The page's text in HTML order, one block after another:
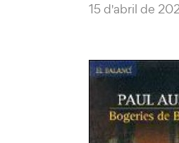
15 d'abril de